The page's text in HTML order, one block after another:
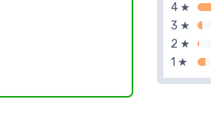
4 ★
3 ★
2 ★
1 ★